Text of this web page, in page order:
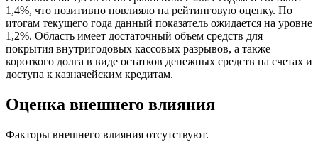
1,4%, что позитивно повлияло на рейтинговую оценку. По
итогам текущего года данный показатель ожидается на уровне
1,2%. Область имеет достаточный объем средств для
покрытия внутригодовых кассовых разрывов, а также
короткого долга в виде остатков денежных средств на счетах и
доступа к казначейским кредитам.
Оценка внешнего влияния
Факторы внешнего влияния отсутствуют.